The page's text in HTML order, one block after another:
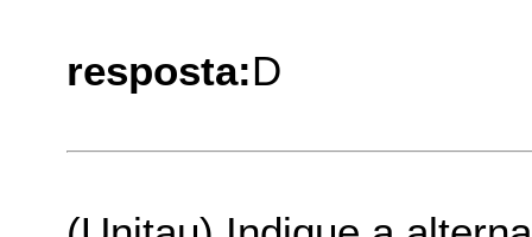
resposta:D